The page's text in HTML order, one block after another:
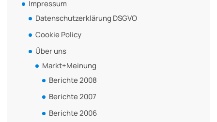
Impressum
Datenschutzerklärung DSGVO
Cookie Policy
Über uns
Markt+Meinung
Berichte 2008
Berichte 2007
Berichte 2006